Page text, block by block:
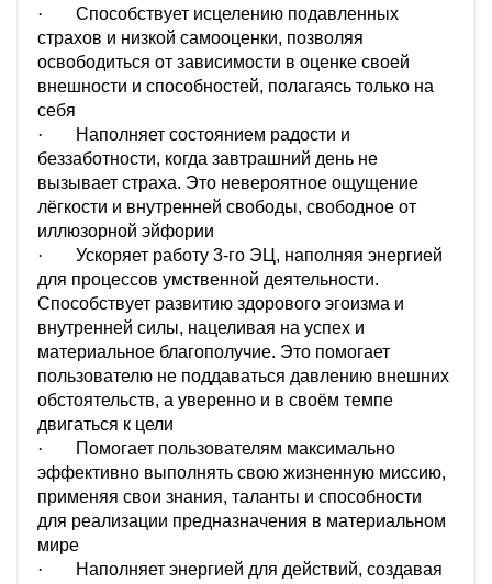
·
Способствует исцелению подавленных
страхов и низкой самооценки, позволяя
освободиться от зависимости в оценке своей
внешности и способностей, полагаясь только на
себя
·
Наполняет состоянием радости и
беззаботности, когда завтрашний день не
вызывает страха. Это невероятное ощущение
лёгкости и внутренней свободы, свободное от
иллюзорной эйфории
·
Ускоряет работу 3-го ЭЦ, наполняя энергией
для процессов умственной деятельности.
Способствует развитию здорового эгоизма и
внутренней силы, нацеливая на успех и
материальное благополучие. Это помогает
пользователю не поддаваться давлению внешних
обстоятельств, а уверенно и в своём темпе
двигаться к цели
·
Помогает пользователям максимально
эффективно выполнять свою жизненную миссию,
применяя свои знания, таланты и способности
для реализации предназначения в материальном
мире
·
Наполняет энергией для действий, создавая